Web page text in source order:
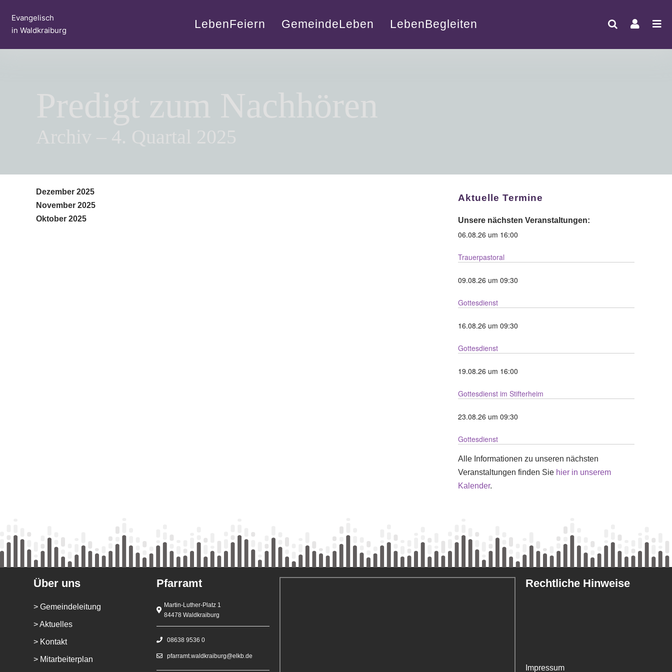
Inhalt
springen
Evangelisch
in Waldkraiburg
LebenFeiern GemeindeLeben LebenBegleiten
Dezember 2025
November 2025
Oktober 2025
Aktuelle Termine
Unsere nächsten Veranstaltungen:
06.08.26 um 16:00
Trauerpastoral
09.08.26 um 09:30
Gottesdienst
16.08.26 um 09:30
Gottesdienst
19.08.26 um 16:00
Gottesdienst im Stifterheim
23.08.26 um 09:30
Gottesdienst
Alle Informationen zu unseren nächsten
Veranstaltungen finden Sie hier in unserem
Kalender.
Über uns
> Gemeindeleitung
> Aktuelles
> Kontakt
> Mitarbeiterplan
Pfarramt
Martin-Luther-Platz 1
84478 Waldkraiburg
08638 9536 0
pfarramt.waldkraiburg@elkb.de
Rechtliche Hinweise
Impressum